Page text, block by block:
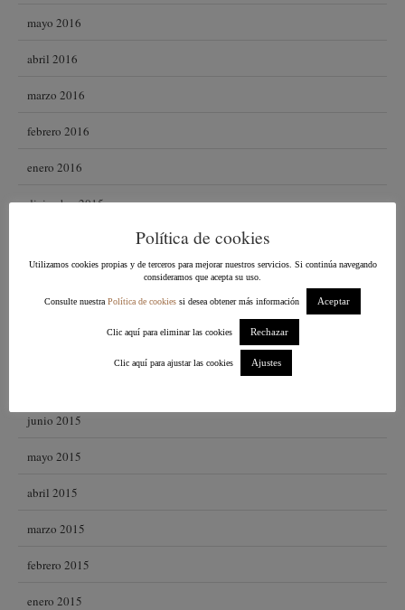
mayo 2016
abril 2016
marzo 2016
febrero 2016
enero 2016
diciembre 2015
junio 2015
mayo 2015
abril 2015
marzo 2015
febrero 2015
enero 2015
Política de cookies
Utilizamos cookies propias y de terceros para mejorar nuestros servicios. Si continúa navegando
consideramos que acepta su uso.
Consulte nuestra Política de cookies si desea obtener más información Aceptar
Clic aquí para eliminar las cookies Rechazar
Clic aquí para ajustar las cookies Ajustes